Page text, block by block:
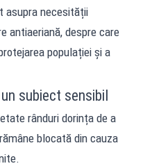
asupra necesității
antiaeriană, despre care
populației și a
subiect sensibil
rânduri dorința de a
blocată din cauza